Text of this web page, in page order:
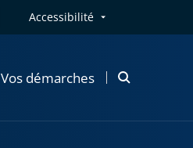
Accessibilité
Vos démarches
Ouvrir